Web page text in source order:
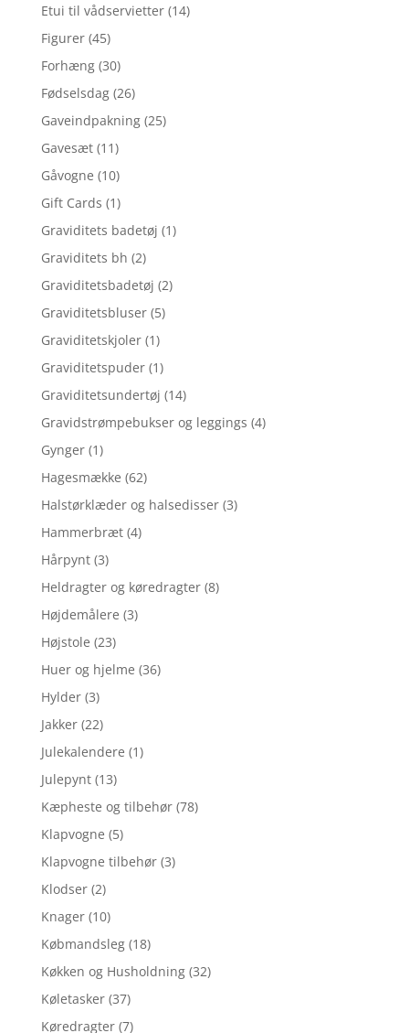
Etui til vådservietter (14)
Figurer (45)
Forhæng (30)
Fødselsdag (26)
Gaveindpakning (25)
Gavesæt (11)
Gåvogne (10)
Gift Cards (1)
Graviditets badetøj (1)
Graviditets bh (2)
Graviditetsbadetøj (2)
Graviditetsbluser (5)
Graviditetskjoler (1)
Graviditetspuder (1)
Graviditetsundertøj (14)
Gravidstrømpebukser og leggings (4)
Gynger (1)
Hagesmække (62)
Halstørklæder og halsedisser (3)
Hammerbræt (4)
Hårpynt (3)
Heldragter og køredragter (8)
Højdemålere (3)
Højstole (23)
Huer og hjelme (36)
Hylder (3)
Jakker (22)
Julekalendere (1)
Julepynt (13)
Kæpheste og tilbehør (78)
Klapvogne (5)
Klapvogne tilbehør (3)
Klodser (2)
Knager (10)
Købmandsleg (18)
Køkken og Husholdning (32)
Køletasker (37)
Køredragter (7)